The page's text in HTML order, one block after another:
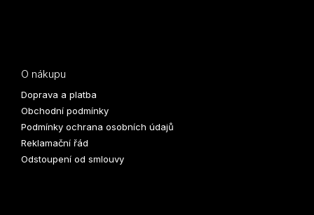
O nákupu
Doprava a platba
Obchodní podmínky
Podmínky ochrana osobních údajů
Reklamační řád
Odstoupení od smlouvy